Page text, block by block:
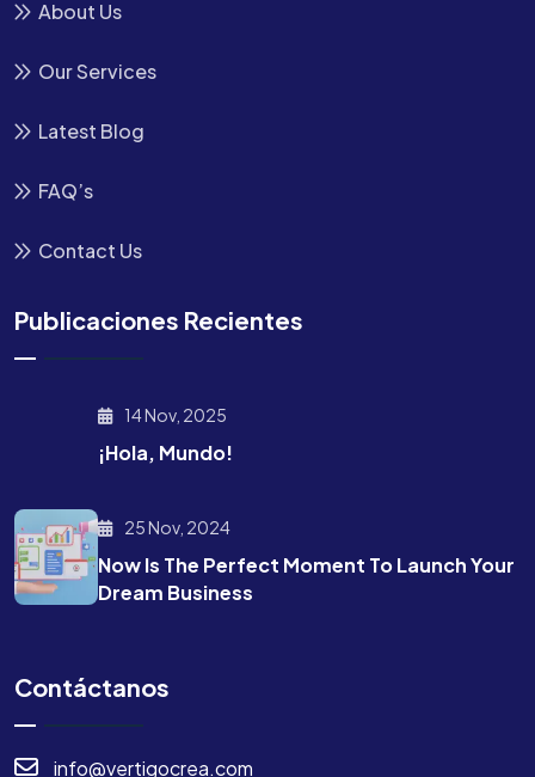
About Us
Our Services
Latest Blog
FAQ’s
Contact Us
Publicaciones Recientes
14 Nov, 2025
¡Hola, Mundo!
25 Nov, 2024
Now Is The Perfect Moment To Launch Your
Dream Business
Contáctanos
info@vertigocrea.com